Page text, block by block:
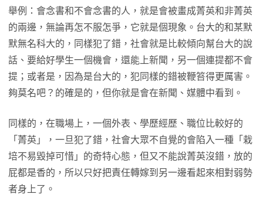
舉例：會念書和不會念書的人，就是會被畫成菁英和非菁英
的兩邊，無論再怎不服怎爭，它就是個現象。台大的和某默
默無名科大的，同樣犯了錯，社會就是比較傾向幫台大的說
話、要給好學生一個機會，還能上新聞，另一個連提都不會
提；或者是，因為是台大的，犯同樣的錯被鞭笞得更厲害。
夠莫名吧？的確是的，但你就是會在新聞、媒體中看到。
同樣的，在職場上，一個外表、學歷經歷、職位比較好的
「菁英」，一旦犯了錯，社會大眾不自覺的會陷入一種「栽
培不易毀掉可惜」的奇特心態，但又不能說菁英沒錯，放的
屁都是香的，所以只好把責任轉嫁到另一邊看起來相對弱勢
者身上了。